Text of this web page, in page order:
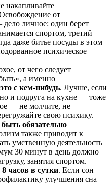
накапливайте
от
личное: один берет
спортом, третий
даже битье посуды в этом
психическое
от чего следует
а именно
с кем-нибудь. Лучше, если
и подруга на кухне — тоже
— не молчите, не
свою психику.
обязательно
также приводит к
умственную деятельность
30 минут в день должно
занятия спортом.
часов в сутки. Если сон
улучшения сна